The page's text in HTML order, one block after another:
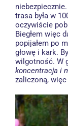
trasa była w
oczywiście
Biegłem więc
popijałem po
głowę i kark.
wilgotność. W
koncentracja i
zaliczoną, więc